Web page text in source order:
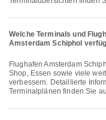
Welche Terminals und
Amsterdam Schiphol
Flughafen Amsterdam Schiphol bietet Klinik und Apotheken, Duty Free
Shop, Essen sowie viele
verbessern. Detaillierte
Terminalplänen finden Sie